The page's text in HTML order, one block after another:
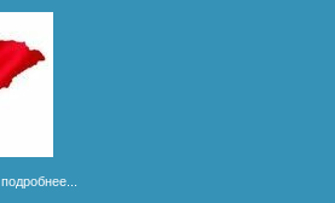
подробнее...